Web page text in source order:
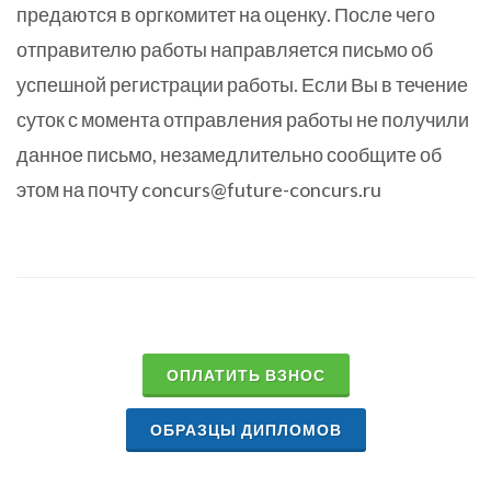
предаются в оргкомитет на оценку. После чего
отправителю работы направляется письмо об
успешной регистрации работы. Если Вы в течение
суток с момента отправления работы не получили
данное письмо, незамедлительно сообщите об
этом на почту concurs@future-concurs.ru
ОПЛАТИТЬ ВЗНОС
ОБРАЗЦЫ ДИПЛОМОВ